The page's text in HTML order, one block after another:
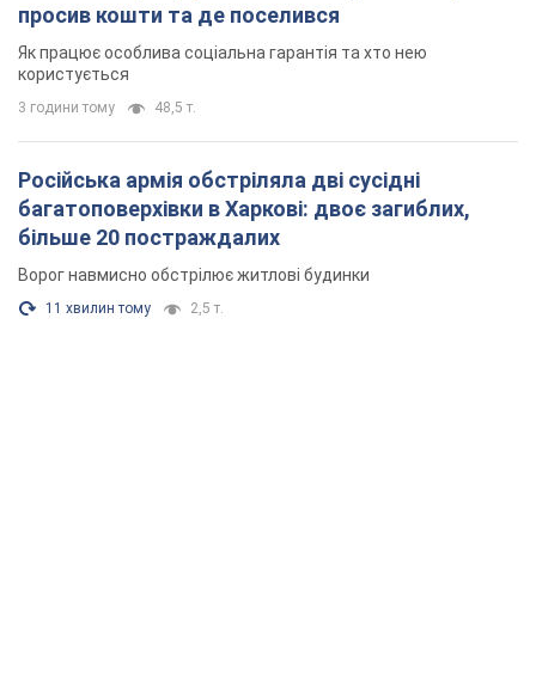
просив кошти та де поселився
Як працює особлива соціальна гарантія та хто нею
користується
3 години тому 48,5 т.
Російська армія обстріляла дві сусідні
багатоповерхівки в Харкові: двоє загиблих,
більше 20 постраждалих
Ворог навмисно обстрілює житлові будинки
11 хвилин тому 2,5 т.